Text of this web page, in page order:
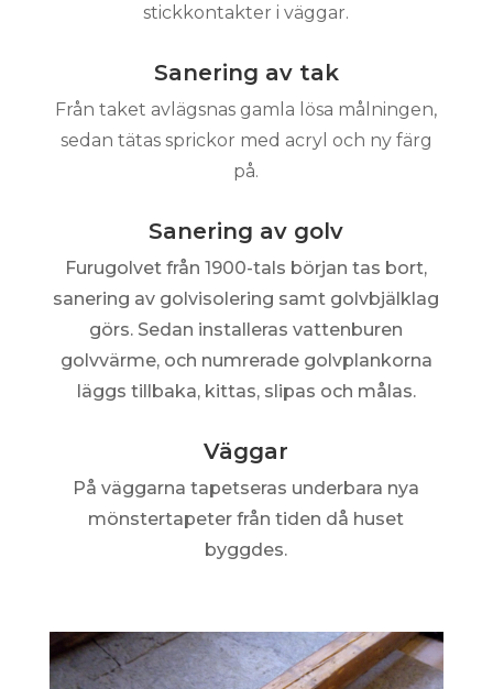
stickkontakter i väggar.
Sanering av tak
Från taket avlägsnas gamla lösa målningen,
sedan tätas sprickor med acryl och ny färg
på.
Sanering av golv
Furugolvet från 1900-tals början tas bort,
sanering av golvisolering samt golvbjälklag
görs. Sedan installeras vattenburen
golvvärme, och numrerade golvplankorna
läggs tillbaka, kittas, slipas och målas.
Väggar
På väggarna tapetseras underbara nya
mönstertapeter från tiden då huset
byggdes.